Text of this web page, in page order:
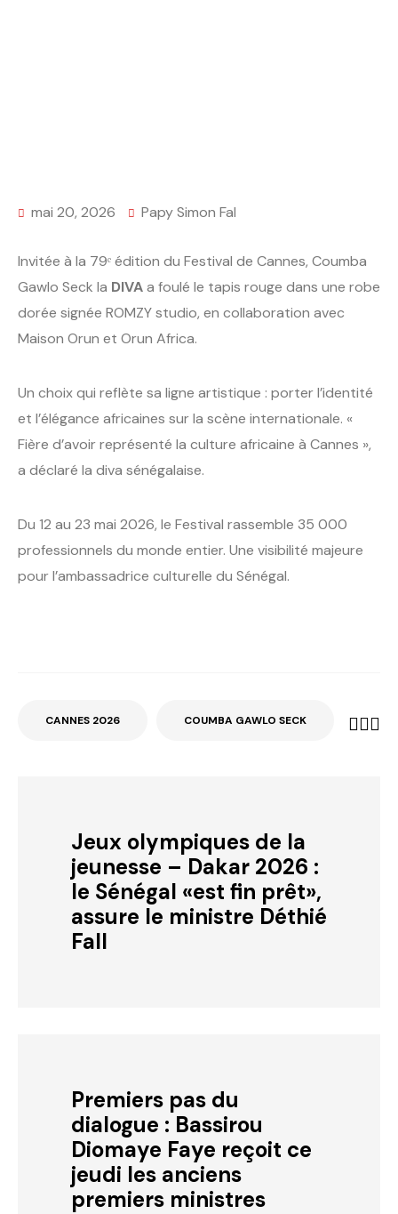
mai 20, 2026 Papy Simon Fal
Invitée à la 79ᵉ édition du Festival de Cannes, Coumba
Gawlo Seck la DIVAa foulé le tapis rouge dans une robe
dorée signée ROMZY studio, en collaboration avec
Maison Orun et Orun Africa.
Un choix qui reflète sa ligne artistique : porter l’identité
et l’élégance africaines sur la scène internationale. «
Fière d’avoir représenté la culture africaine à Cannes »,
a déclaré la diva sénégalaise.
Du 12 au 23 mai 2026, le Festival rassemble 35 000
professionnels du monde entier. Une visibilité majeure
pour l’ambassadrice culturelle du Sénégal.
CANNES 2026 COUMBA GAWLO SECK
Jeux olympiques de la
jeunesse – Dakar 2026 :
le Sénégal «est fin prêt»,
assure le ministre Déthié
Fall
Premiers pas du
dialogue : Bassirou
Diomaye Faye reçoit ce
jeudi les anciens
premiers ministres